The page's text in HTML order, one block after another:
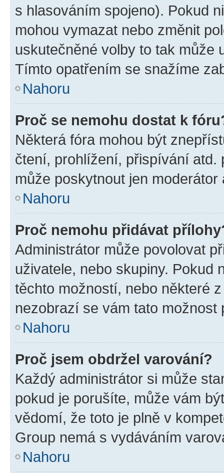
s hlasováním spojeno). Pokud
mohou vymazat nebo změnit
uskutečněné volby to tak může
Tímto opatřením se snažíme
Nahoru
Proč se nemohu dostat k
Některá fóra mohou být
čtení, prohlížení, přispívání atd.
může poskytnout jen
Nahoru
Proč nemohu přidávat
Administrátor může povolovat
uživatele, nebo skupiny. Pokud
těchto možností, nebo některé
nezobrazí se vám tato
Nahoru
Proč jsem obdržel varování?
Každý administrátor si může
pokud je porušíte, může vám
vědomí, že toto je plně v
Group nemá s vydáváním
Nahoru